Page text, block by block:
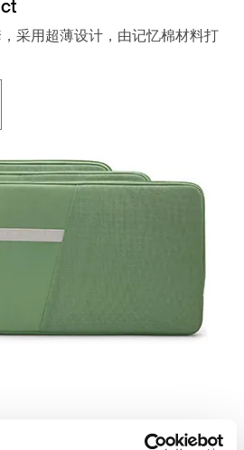
采用超薄设计，由记忆棉材料打
打开
谐的纹理和活泼的色彩装饰，散